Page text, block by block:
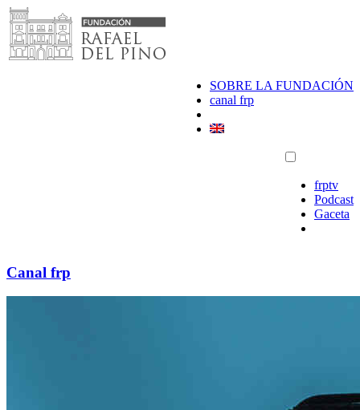
Saltar
al
contenido
SOBRE LA FUNDACIÓN
canal frp
frptv
Podcast
Gaceta
Canal frp